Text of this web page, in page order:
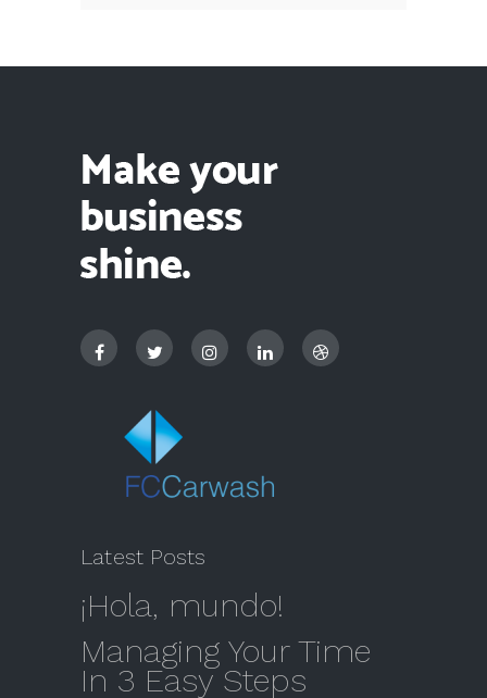
Latest Posts
¡Hola, mundo!
Managing Your Time
In 3 Easy Steps